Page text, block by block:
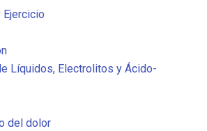
Líquidos, Electrolitos y Ácido-
del dolor